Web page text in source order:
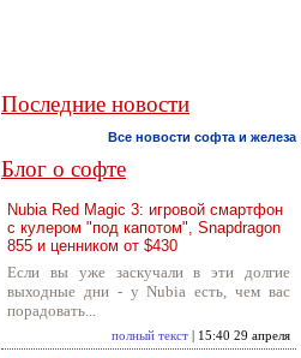
Последние новости
Все новости софта и железа
Блог о софте
Nubia Red Magic 3: игровой смартфон
с кулером "под капотом", Snapdragon
855 и ценником от $430
Если вы уже заскучали в эти долгие
выходные дни - у Nubia есть, чем вас
порадовать...
полный текст | 15:40 29 апреля